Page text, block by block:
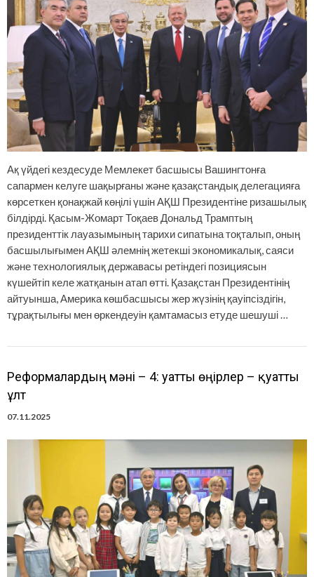
Ақ үйдегі кездесуде Мемлекет басшысы Вашингтонға
сапармен келуге шақырғаны және қазақстандық делегацияға
көрсеткен қонақжай көңілі үшін АҚШ Президентіне ризашылық
білдірді. Қасым-Жомарт Тоқаев Дональд Трамптың
президенттік лауазымының тарихи сипатына тоқталып, оның
басшылығымен АҚШ әлемнің жетекші экономикалық, саяси
және технологиялық державасы ретіндегі позициясын
күшейтіп келе жатқанын атап өтті. Қазақстан Президентінің
айтуынша, Америка көшбасшысы жер жүзінің қауіпсіздігін,
тұрақтылығы мен өркендеуін қамтамасыз етуде шешуші …
Реформалардың мәні – 4: Қуатты өңірлер – қуатты
ұлт
07.11.2025